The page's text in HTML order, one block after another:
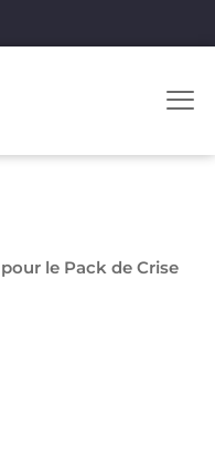
le Pack de Crise